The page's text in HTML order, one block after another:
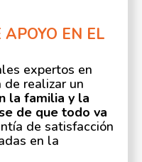
EN EL
expertos en
de realizar un
la familia y la
de que todo va
de satisfacción
en la